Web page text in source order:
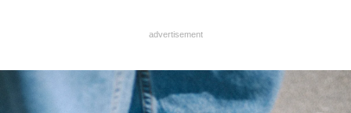
advertisement